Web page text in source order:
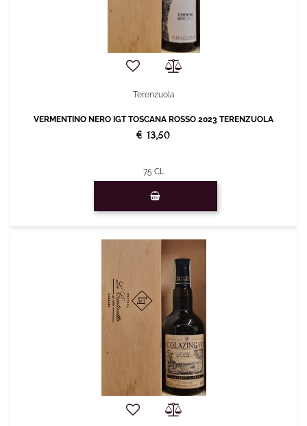
Terenzuola
VERMENTINO NERO IGT TOSCANA ROSSO 2023 TERENZUOLA
€ 13,50
75 CL